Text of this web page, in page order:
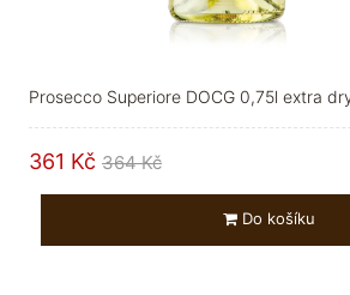
Prosecco Superiore DOCG 0,75l extra
361 Kč 364 Kč
Do košíku